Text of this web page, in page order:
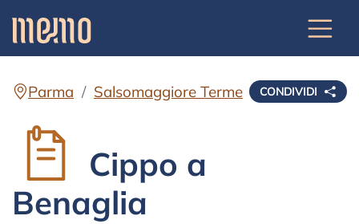
CONDIVIDI
Parma Salsomaggiore Terme
Cippo a
Benaglia